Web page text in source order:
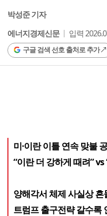
박성준 기자
에너지경제신문
입력
구글 검색 선호 출처로 추가
미·이란 이틀 연속 맞불
“이란 더 강하게 때려”
양해각서 체제 사실상
트럼프 출구전략 갈수록